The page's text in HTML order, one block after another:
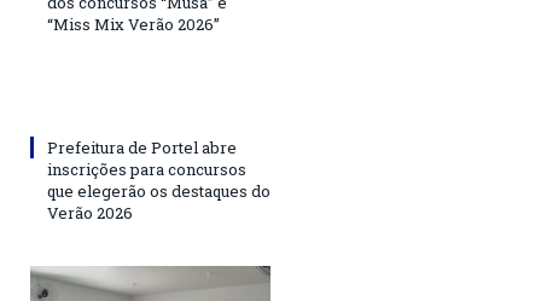
“Miss Mix Verão 2026”
Prefeitura de Portel abre
inscrições para concursos
que elegerão os destaques do
Verão 2026